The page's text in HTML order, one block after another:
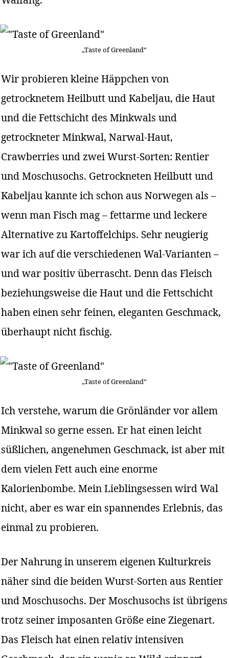
„Taste of Greenland“
Wir probieren kleine Häppchen von
getrocknetem Heilbutt und Kabeljau, die Haut
und die Fettschicht des Minkwals und
getrockneter Minkwal, Narwal-Haut,
Crawberries und zwei Wurst-Sorten: Rentier
und Moschusochs. Getrockneten Heilbutt und
Kabeljau kannte ich schon aus Norwegen als –
wenn man Fisch mag – fettarme und leckere
Alternative zu Kartoffelchips. Sehr neugierig
war ich auf die verschiedenen Wal-Varianten –
und war positiv überrascht. Denn das Fleisch
beziehungsweise die Haut und die Fettschicht
haben einen sehr feinen, eleganten Geschmack,
überhaupt nicht fischig.
„Taste of Greenland“
Ich verstehe, warum die Grönländer vor allem
Minkwal so gerne essen. Er hat einen leicht
süßlichen, angenehmen Geschmack, ist aber mit
dem vielen Fett auch eine enorme
Kalorienbombe. Mein Lieblingsessen wird Wal
nicht, aber es war ein spannendes Erlebnis, das
einmal zu probieren.
Der Nahrung in unserem eigenen Kulturkreis
näher sind die beiden Wurst-Sorten aus Rentier
und Moschusochs. Der Moschusochs ist übrigens
trotz seiner imposanten Größe eine Ziegenart.
Das Fleisch hat einen relativ intensiven